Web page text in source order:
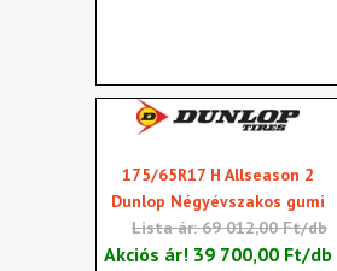
175/65R17 H Allseason 2
Dunlop Négyévszakos gumi
Lista ár: 69 012,00 Ft/db
Akciós ár! 39 700,00 Ft/db